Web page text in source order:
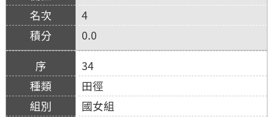
4
0.0
34
田徑
國女組